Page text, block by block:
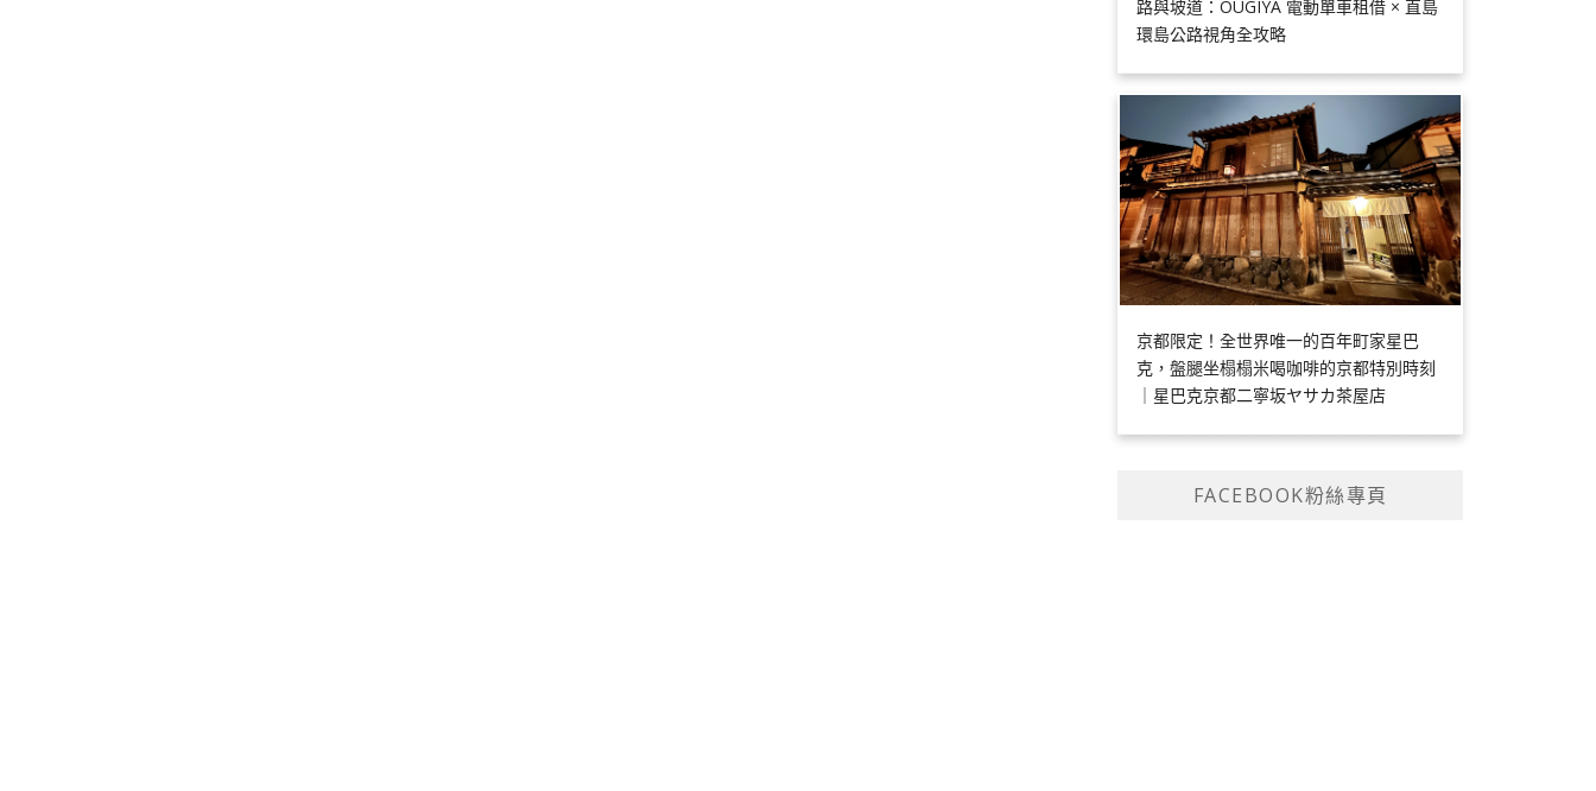
路與坡道：OUGIYA 電動單車租借 × 直島
環島公路視角全攻略
京都限定！全世界唯一的百年町家星巴
克，盤腿坐榻榻米喝咖啡的京都特別時刻
｜星巴克京都二寧坂ヤサカ茶屋店
FACEBOOK粉絲專頁